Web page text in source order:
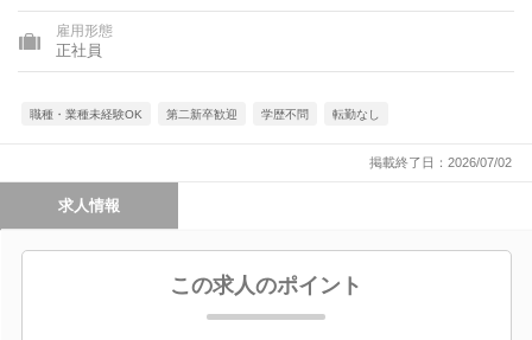
雇用形態
正社員
職種・業種未経験OK 第二新卒歓迎 学歴不問 転勤なし
掲載終了日：2026/07/02
求人情報
この求人のポイント